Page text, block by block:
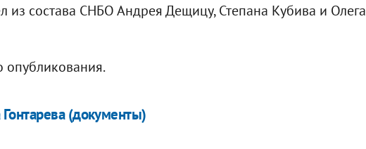
из состава СНБО Андрея Дещицу, Степана Кубива и Олега
опубликования.
Гонтарева (документы)